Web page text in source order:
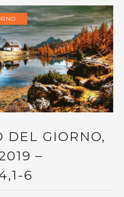
DEL GIORNO,
–
6